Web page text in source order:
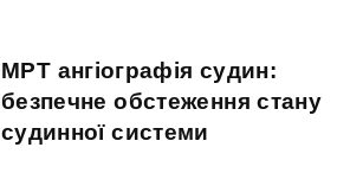
МРТ ангіографія судин:
безпечне обстеження стану
судинної системи